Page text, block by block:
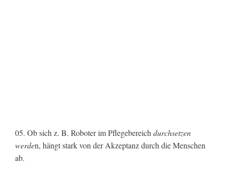
05. Ob sich z. B. Roboter im Pflegebereich durchsetzen
werden, hängt stark von der Akzeptanz durch die Menschen
ab.